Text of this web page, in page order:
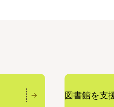
図書館を支